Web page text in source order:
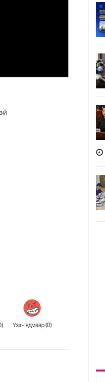
) Үзэн ядмаар (0)